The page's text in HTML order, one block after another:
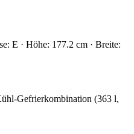
E · Höhe: 177.2 cm · Breite: